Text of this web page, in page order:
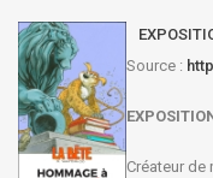
Source :
Créateur